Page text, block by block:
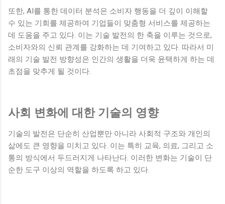
또한, AI를 통한 데이터 분석은 소비자 행동을 더 깊이 이해할
수 있는 기회를 제공하여 기업들이 맞춤형 서비스를 제공하는
데 도움을 주고 있다. 이는 기술 발전의 한 축을 이루는 것으로,
소비자와의 신뢰 관계를 강화하는 데 기여하고 있다. 따라서 미
래의 기술 발전 방향성은 인간의 생활을 더욱 윤택하게 하는 데
초점을 맞추게 될 것이다.
사회 변화에 대한 기술의 영향
기술의 발전은 단순히 산업뿐만 아니라 사회적 구조와 개인의
삶에도 큰 영향을 미치고 있다. 이는 특히 교육, 의료, 그리고 소
통의 방식에서 두드러지게 나타난다. 이러한 변화는 기술이 단
순한 도구 이상의 역할을 하도록 하고 있다.